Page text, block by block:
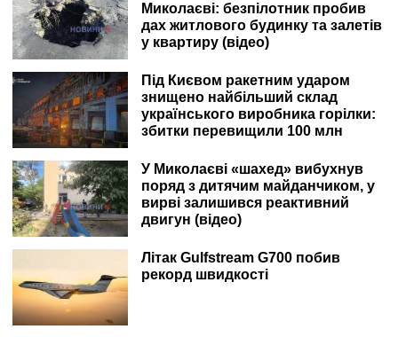
Миколаєві: безпілотник пробив
дах житлового будинку та залетів
у квартиру (відео)
Під Києвом ракетним ударом
знищено найбільший склад
українського виробника горілки:
збитки перевищили 100 млн
У Миколаєві «шахед» вибухнув
поряд з дитячим майданчиком, у
вирві залишився реактивний
двигун (відео)
Літак Gulfstream G700 побив
рекорд швидкості